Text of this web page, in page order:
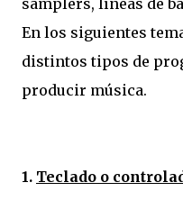
samplers, líneas de
En los siguientes
distintos tipos de
producir música.
1. Teclado o